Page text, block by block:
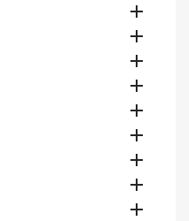








